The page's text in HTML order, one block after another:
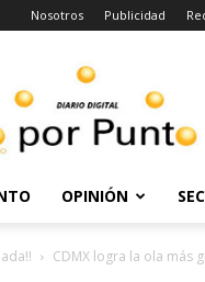
Nosotros Publicidad
Punto
OPINIÓN
CDMX logra la ola más